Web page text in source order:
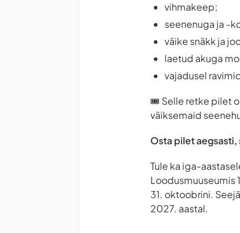
vihmakeep;
seenenuga ja -
väike snäkk ja
laetud akuga
vajadusel
🎟️ Selle retke pilet
väiksemaid
Osta pilet
Tule ka iga-
Loodusmuuseumis
31. oktoobrini.
2027. aastal.